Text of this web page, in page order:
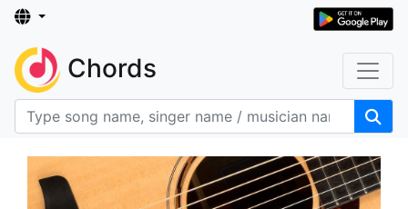
Chords